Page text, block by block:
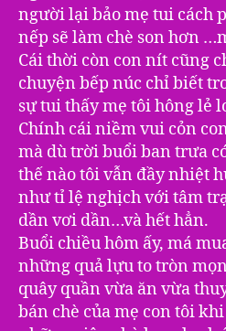
người lại bảo mẹ tui cách
nếp sẽ làm chè son hơn
Cái thời còn con nít cũng
chuyện bếp núc chỉ biết
sự tui thấy mẹ tôi hông lẻ
Chính cái niềm vui cỏn
mà dù trời buổi ban trưa
thế nào tôi vẫn đầy nhiệt
như tỉ lệ nghịch với tâm
dần vơi dần…và hết hẳn.
Buổi chiều hôm ấy, má
những quả lựu to tròn
quây quần vừa ăn vừa
bán chè của mẹ con tôi